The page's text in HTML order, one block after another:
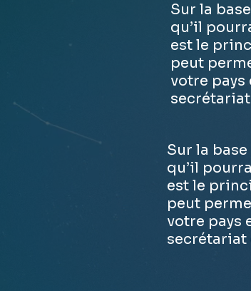
Sur la
qu’il
est le
peut
votre pays
secrétariat
Sur la
qu’il
est le
peut
votre pays
secrétariat